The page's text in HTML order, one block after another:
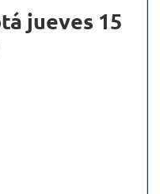
jueves 15